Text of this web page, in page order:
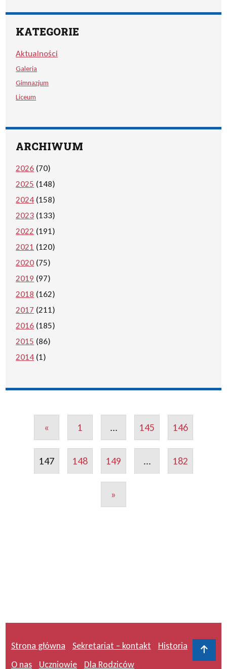
KATEGORIE
Aktualności
Galeria
Gimnazjum
Liceum
ARCHIWUM
2026 (70)
2025 (148)
2024 (158)
2023 (133)
2022 (191)
2021 (120)
2020 (75)
2019 (97)
2018 (162)
2017 (211)
2016 (185)
2015 (86)
2014 (1)
« 1 ... 145 146
147 148 149 ... 182
»
Strona główna Sekretariat – kontakt
Historia
O nas
Uczniowie Dla Rodziców
Do